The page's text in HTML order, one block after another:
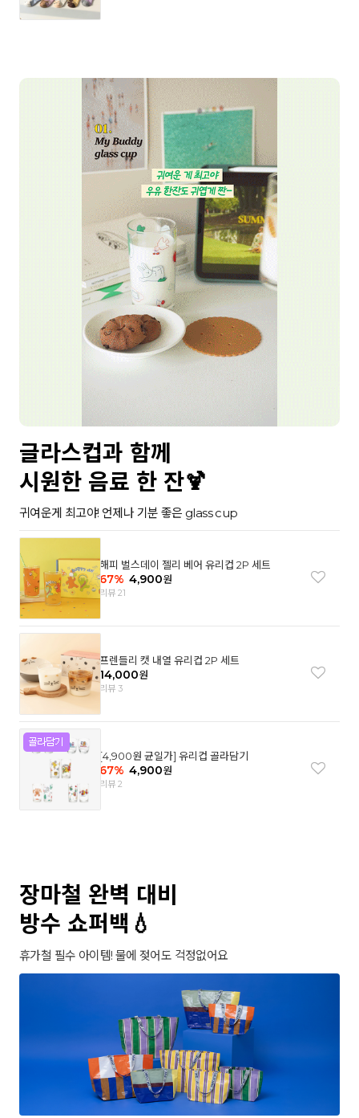
글라스컵과 함께
시원한 음료 한 잔🍹
귀여운게 최고야! 언제나 기분 좋은 glass cup
해피 벌스데이 젤리 베어 유리컵 2P 세트
67% 4,900원
리뷰 21
프렌들리 캣 내열 유리컵 2P 세트
14,000원
리뷰 3
[4,900원 균일가] 유리컵 골라담기
67% 4,900원
리뷰 2
장마철 완벽 대비
방수 쇼퍼백💧
휴가철 필수 아이템! 물에 젖어도 걱정없어요